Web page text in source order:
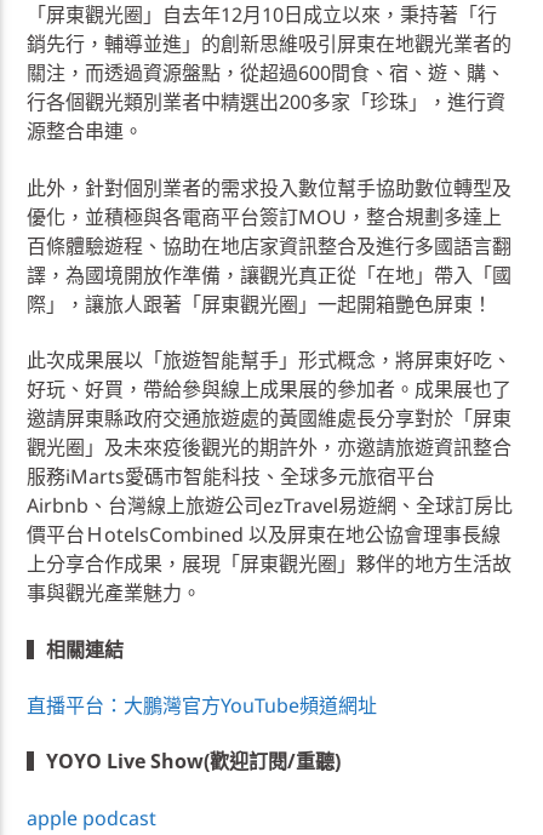
「屏東觀光圈」自去年12月10日成立以來，秉持著「行
銷先行，輔導並進」的創新思維吸引屏東在地觀光業者的
關注，而透過資源盤點，從超過600間食、宿、遊、購、
行各個觀光類別業者中精選出200多家「珍珠」，進行資
源整合串連。
此外，針對個別業者的需求投入數位幫手協助數位轉型及
優化，並積極與各電商平台簽訂MOU，整合規劃多達上
百條體驗遊程、協助在地店家資訊整合及進行多國語言翻
譯，為國境開放作準備，讓觀光真正從「在地」帶入「國
際」，讓旅人跟著「屏東觀光圈」一起開箱艷色屏東！
此次成果展以「旅遊智能幫手」形式概念，將屏東好吃、
好玩、好買，帶給參與線上成果展的參加者。成果展也了
邀請屏東縣政府交通旅遊處的黃國維處長分享對於「屏東
觀光圈」及未來疫後觀光的期許外，亦邀請旅遊資訊整合
服務iMarts愛碼市智能科技、全球多元旅宿平台
Airbnb、台灣線上旅遊公司ezTravel易遊網、全球訂房比
價平台ＨotelsCombined 以及屏東在地公協會理事長線
上分享合作成果，展現「屏東觀光圈」夥伴的地方生活故
事與觀光產業魅力。
▍相關連結
直播平台：大鵬灣官方YouTube頻道網址
▍YOYO Live Show(歡迎訂閱/重聽)
apple podcast